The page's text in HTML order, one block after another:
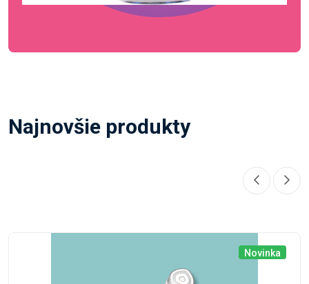
Najnovšie produkty
Novinka